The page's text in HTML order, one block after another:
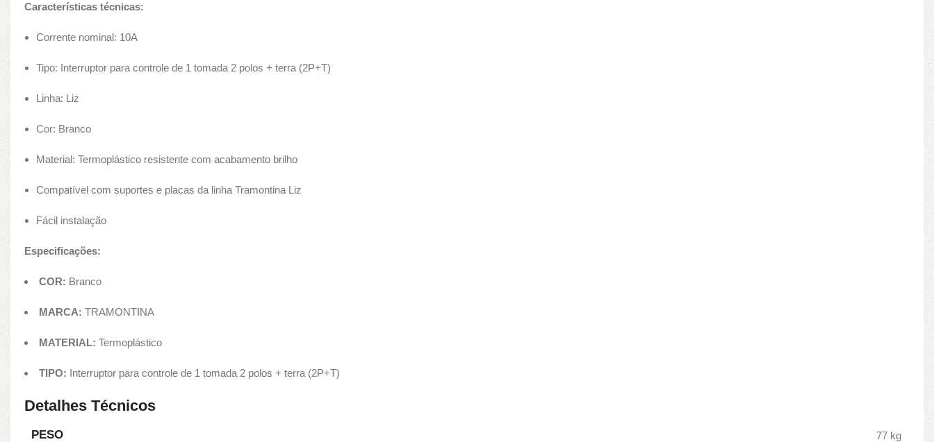
Características técnicas:
Corrente nominal: 10A
Tipo: Interruptor para controle de 1 tomada 2 polos + terra (2P+T)
Linha: Liz
Cor: Branco
Material: Termoplástico resistente com acabamento brilho
Compatível com suportes e placas da linha Tramontina Liz
Fácil instalação
Especificações:
COR: Branco
MARCA: TRAMONTINA
MATERIAL: Termoplástico
TIPO: Interruptor para controle de 1 tomada 2 polos + terra (2P+T)
Detalhes Técnicos
PESO 77 kg